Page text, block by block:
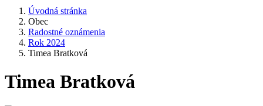
Úvodná stránka
Obec
Radostné oznámenia
Rok 2024
Timea Bratková
Timea Bratková